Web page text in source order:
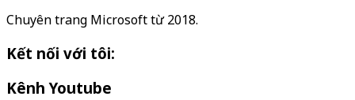
Chuyên trang Microsoft từ 2018.
Kết nối với tôi:
Kênh Youtube